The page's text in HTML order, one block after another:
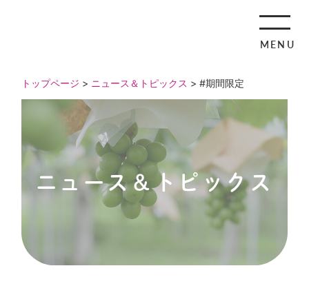
MENU
トップページ > ニュース＆トピックス > #期間限定
ニュース＆トピックス